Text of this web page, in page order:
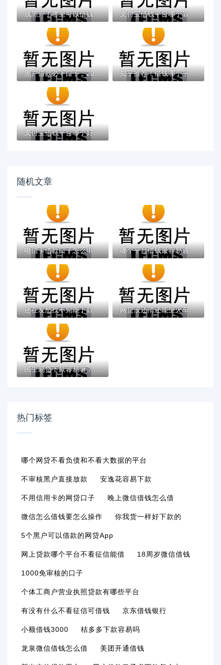
成黑户了哪里可以借钱急用啊，2025五大专属... 支付宝借钱平台哪个靠谱？实测这5款低息灵活...
黑户借款必下口子：2025推荐5个通过率100%的... 知乎推荐！借钱哪个平台靠谱？这5个低息正规...
支付宝借钱平台哪个好？实测推荐这3个靠谱低...
随机文章
电信卡借款口子怎么申请？三大技巧帮你快速... 哪个平台借钱最容易通过（最新发布！）10个...
还在发愁找不到能下款的口子？这些渠道或许... 网贷没还清还能坐火车吗？逾期后出行影响全...
民生易贷下款容易嘛？2026最新测评10个审贷...
热门标签
哪个网贷不看负债和不看大数据的平台
不审核黑户直接放款 安逸花容易下款
不用信用卡的网贷口子 晚上微信借钱怎么借
微信怎么借钱要怎么操作 你我货一样好下款的
5个黑户可以借款的网贷app
网上贷款哪个平台不看征信能借 18周岁微信借钱
1000免审核的口子
个体工商户营业执照贷款有哪些平台
有没有什么不看征信可借钱 京东借钱银行
小额借钱3000 桔多多下款容易吗
龙泉微信借钱怎么借 美团开通借钱